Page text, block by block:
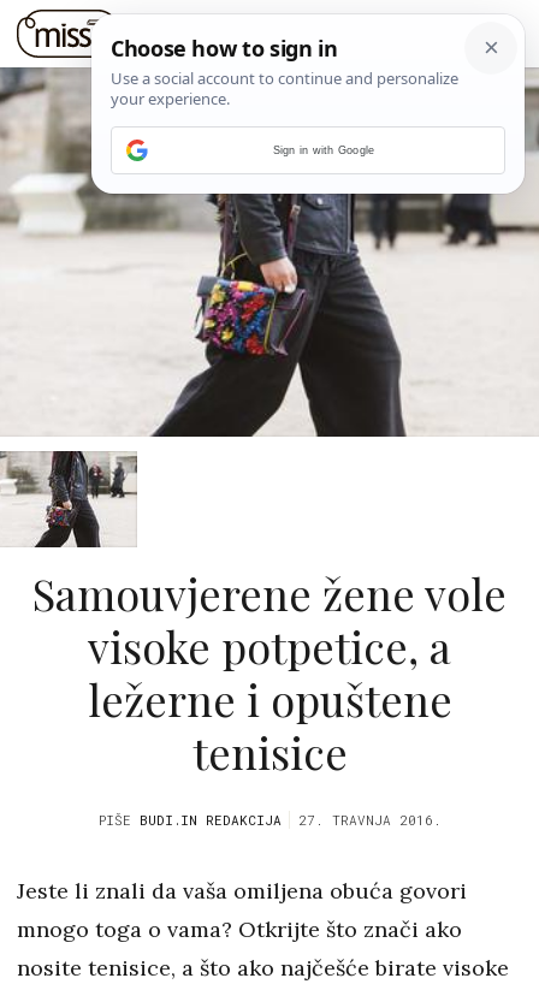
Samouvjerene žene vole
visoke potpetice, a
ležerne i opuštene
tenisice
PIŠE BUDI.IN REDAKCIJA 27. TRAVNJA 2016.
Jeste li znali da vaša omiljena obuća govori
mnogo toga o vama? Otkrijte što znači ako
nosite tenisice, a što ako najčešće birate visoke
Sign in with Google